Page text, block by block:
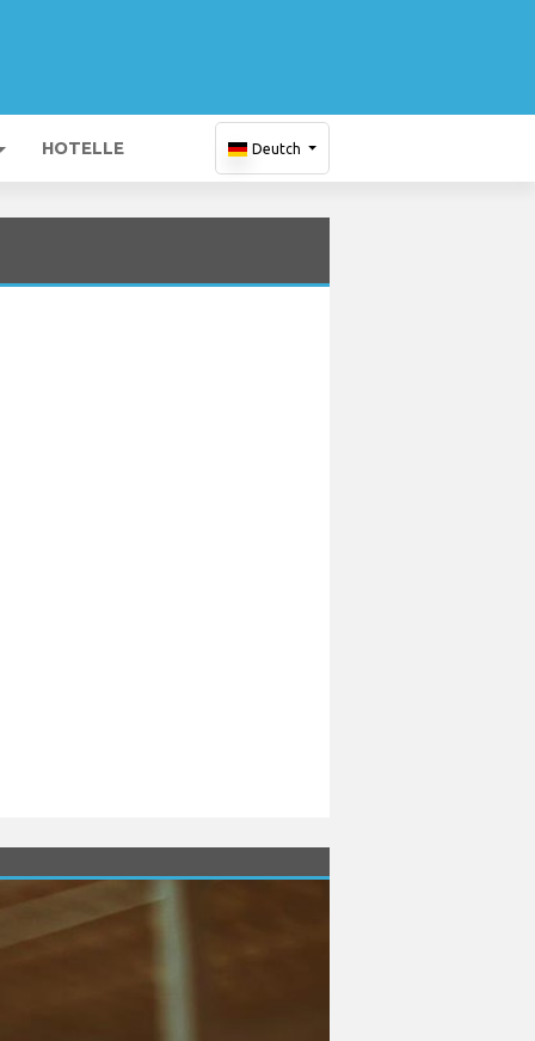
HOTELLE Deutch